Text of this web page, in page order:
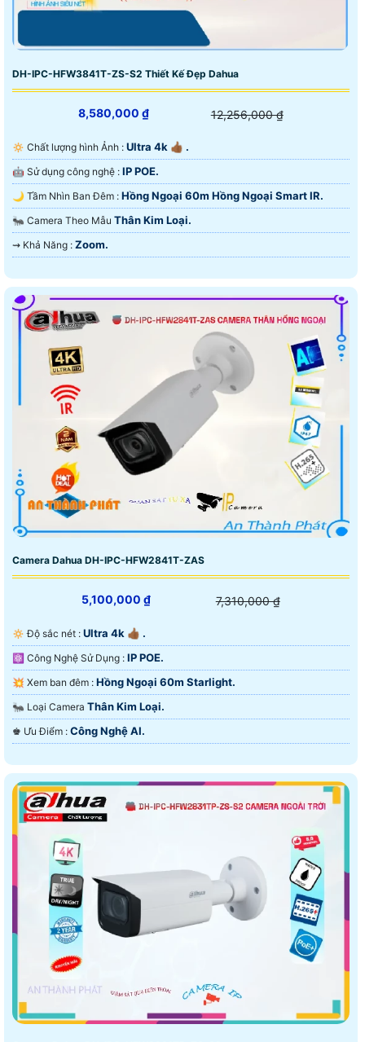
DH-IPC-HFW3841T-ZS-S2 Thiết Kế Đẹp Dahua
8,580,000 ₫ 12,256,000 ₫
🔅 Chất lượng hình Ảnh : Ultra 4k 👍🏾 .
🤖️ Sử dụng công nghệ : IP POE.
🌙 Tầm Nhìn Ban Đêm : Hồng Ngoại 60m Hồng Ngoại Smart IR.
🐜 Camera Theo Mẫu Thân Kim Loại.
️⇝ Khả Năng : Zoom.
Camera Dahua DH-IPC-HFW2841T-ZAS
5,100,000 ₫ 7,310,000 ₫
🔅 Độ sắc nét : Ultra 4k 👍🏾 .
⚛️ Công Nghệ Sử Dụng : IP POE.
💥 Xem ban đêm : Hồng Ngoại 60m Starlight.
🐜 Loại Camera Thân Kim Loại.
️♚ Ưu Điểm : Công Nghệ AI.